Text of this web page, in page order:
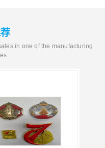
in one of the manufacturing